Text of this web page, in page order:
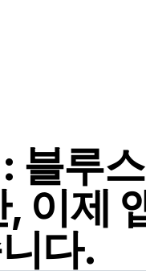
블루
이제
다.